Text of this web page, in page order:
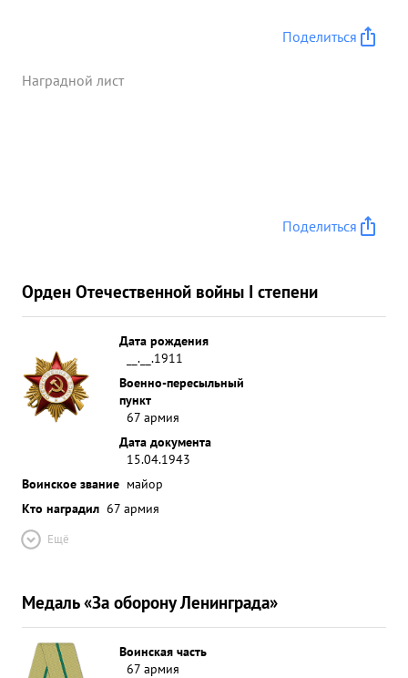
Поделиться
Наградной лист
Поделиться
Орден Отечественной войны I степени
Дата рождения
__.__.1911
Военно-пересыльный
пункт
67 армия
Дата документа
15.04.1943
Воинское звание майор
Кто наградил 67 армия
Ещё
Медаль «За оборону Ленинграда»
Воинская часть
67 армия